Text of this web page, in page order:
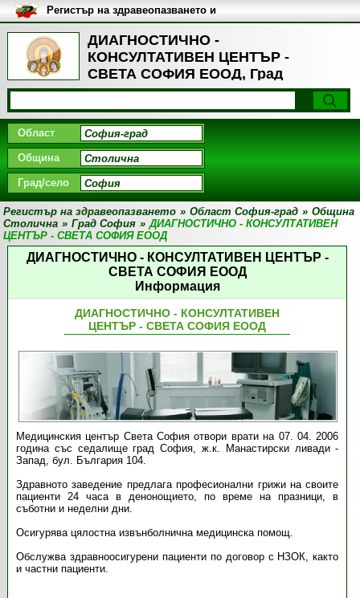
ДИАГНОСТИЧНО -
КОНСУЛТАТИВЕН ЦЕНТЪР -
СВЕТА СОФИЯ ЕООД, Град
София
Регистър на здравеопазването и
медицинските заведения в
България
Област
Община
Град/село
Регистър на здравеопазването » Област София-град » Община
Столична » Град София » ДИАГНОСТИЧНО - КОНСУЛТАТИВЕН
ЦЕНТЪР - СВЕТА СОФИЯ ЕООД
ДИАГНОСТИЧНО - КОНСУЛТАТИВЕН ЦЕНТЪР -
СВЕТА СОФИЯ ЕООД
Информация
ДИАГНОСТИЧНО - КОНСУЛТАТИВЕН
ЦЕНТЪР - СВЕТА СОФИЯ ЕООД
Медицинския център Света София отвори врати на 07. 04. 2006
година със седалище град София, ж.к. Манастирски ливади -
Запад, бул. България 104.
Здравното заведение предлага професионални грижи на своите
пациенти 24 часа в денонощието, по време на празници, в
съботни и неделни дни.
Осигурява цялостна извънболнична медицинска помощ.
Обслужва здравноосигурени пациенти по договор с НЗОК, както
и частни пациенти.